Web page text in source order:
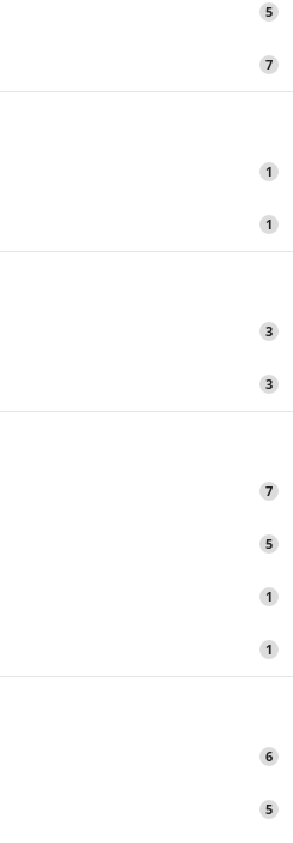
5
7
1
1
3
3
7
5
1
1
6
5